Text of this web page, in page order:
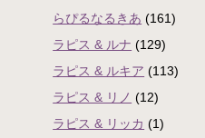
らぴるなるきあ (161)
ラピス & ルナ (129)
ラピス & ルキア (113)
ラピス & リノ (12)
ラピス & リッカ (1)